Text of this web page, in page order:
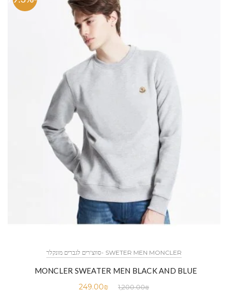
SWETER MEN MONCLER -סווצ'רים לגברים מונקלר
MONCLER SWEATER MEN BLACK AND BLUE
1,200.00₪
249.00₪